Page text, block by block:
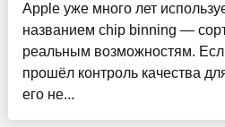
Apple уже много лет
названием chip binning —
реальным возможностям.
прошёл контроль качества
его не...